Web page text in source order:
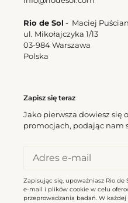
Rio de Sol - Maciej Puścian
ul. Mikołajczyka 1/13
03-984 Warszawa
Polska
Zapisz się teraz
Jako pierwsza dowiesz się
promocjach, podając nam
Zapisując się, upoważniasz Rio de
e-mail i plików cookie w celu
przeprowadzania badań. W